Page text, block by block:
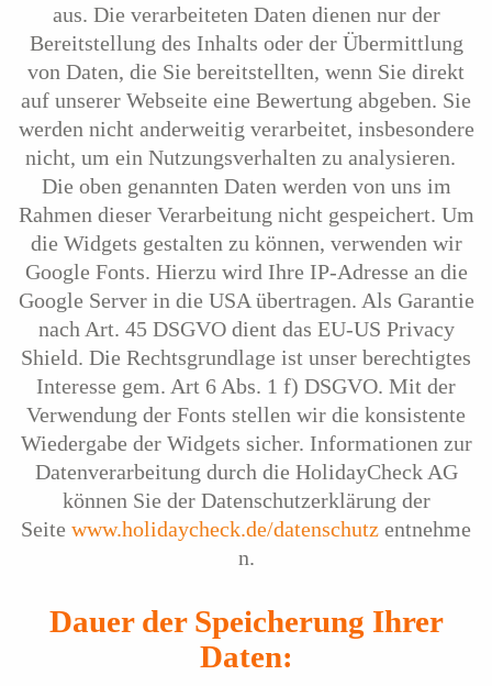
aus. Die verarbeiteten Daten dienen nur der
Bereitstellung des Inhalts oder der Übermittlung
von Daten, die Sie bereitstellten, wenn Sie direkt
auf unserer Webseite eine Bewertung abgeben. Sie
werden nicht anderweitig verarbeitet, insbesondere
nicht, um ein Nutzungsverhalten zu analysieren.
Die oben genannten Daten werden von uns im
Rahmen dieser Verarbeitung nicht gespeichert. Um
die Widgets gestalten zu können, verwenden wir
Google Fonts. Hierzu wird Ihre IP-Adresse an die
Google Server in die USA übertragen. Als Garantie
nach Art. 45 DSGVO dient das EU-US Privacy
Shield. Die Rechtsgrundlage ist unser berechtigtes
Interesse gem. Art 6 Abs. 1 f) DSGVO. Mit der
Verwendung der Fonts stellen wir die konsistente
Wiedergabe der Widgets sicher. Informationen zur
Datenverarbeitung durch die HolidayCheck AG
können Sie der Datenschutzerklärung der
Seite www.holidaycheck.de/datenschutz entnehme
n.
Dauer der Speicherung Ihrer
Daten: